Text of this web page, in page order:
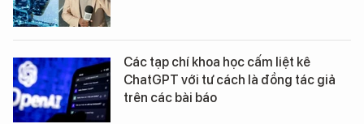
Các tạp chí khoa học cấm liệt kê
ChatGPT với tư cách là đồng tác giả
trên các bài báo